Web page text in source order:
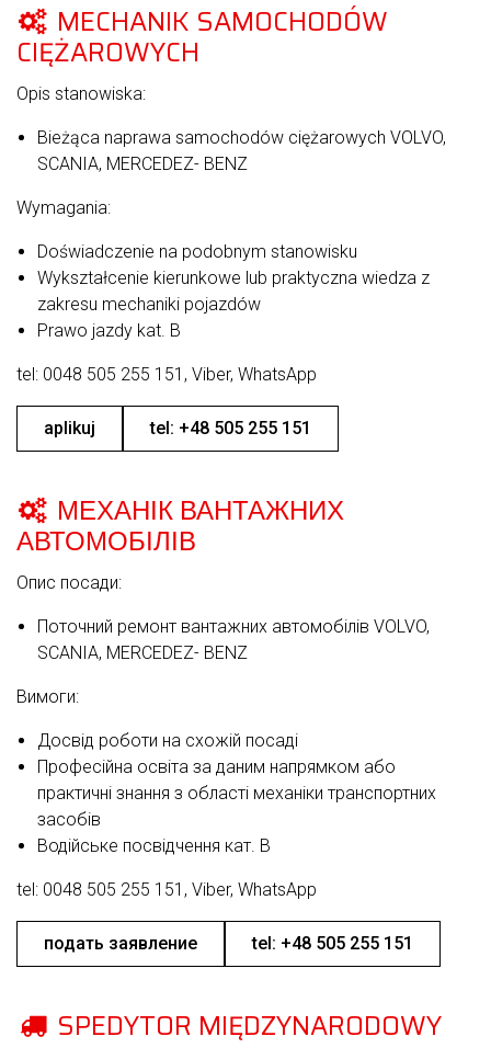
MECHANIK SAMOCHODÓW
CIĘŻAROWYCH
Opis stanowiska:
Bieżąca naprawa samochodów ciężarowych VOLVO,
SCANIA, MERCEDEZ- BENZ
Wymagania:
Doświadczenie na podobnym stanowisku
Wykształcenie kierunkowe lub praktyczna wiedza z
zakresu mechaniki pojazdów
Prawo jazdy kat. B
tel: 0048 505 255 151, Viber, WhatsApp
aplikuj tel: +48 505 255 151
МЕХАНІК ВАНТАЖНИХ
АВТОМОБІЛІВ
Опис посади:
Поточний ремонт вантажних автомобілів VOLVO,
SCANIA, MERCEDEZ- BENZ
Вимоги:
Досвід роботи на схожій посаді
Професійна освіта за даним напрямком або
практичні знання з області механіки транспортних
засобів
Водійське посвідчення кат. B
tel: 0048 505 255 151, Viber, WhatsApp
подать заявление tel: +48 505 255 151
SPEDYTOR MIĘDZYNARODOWY